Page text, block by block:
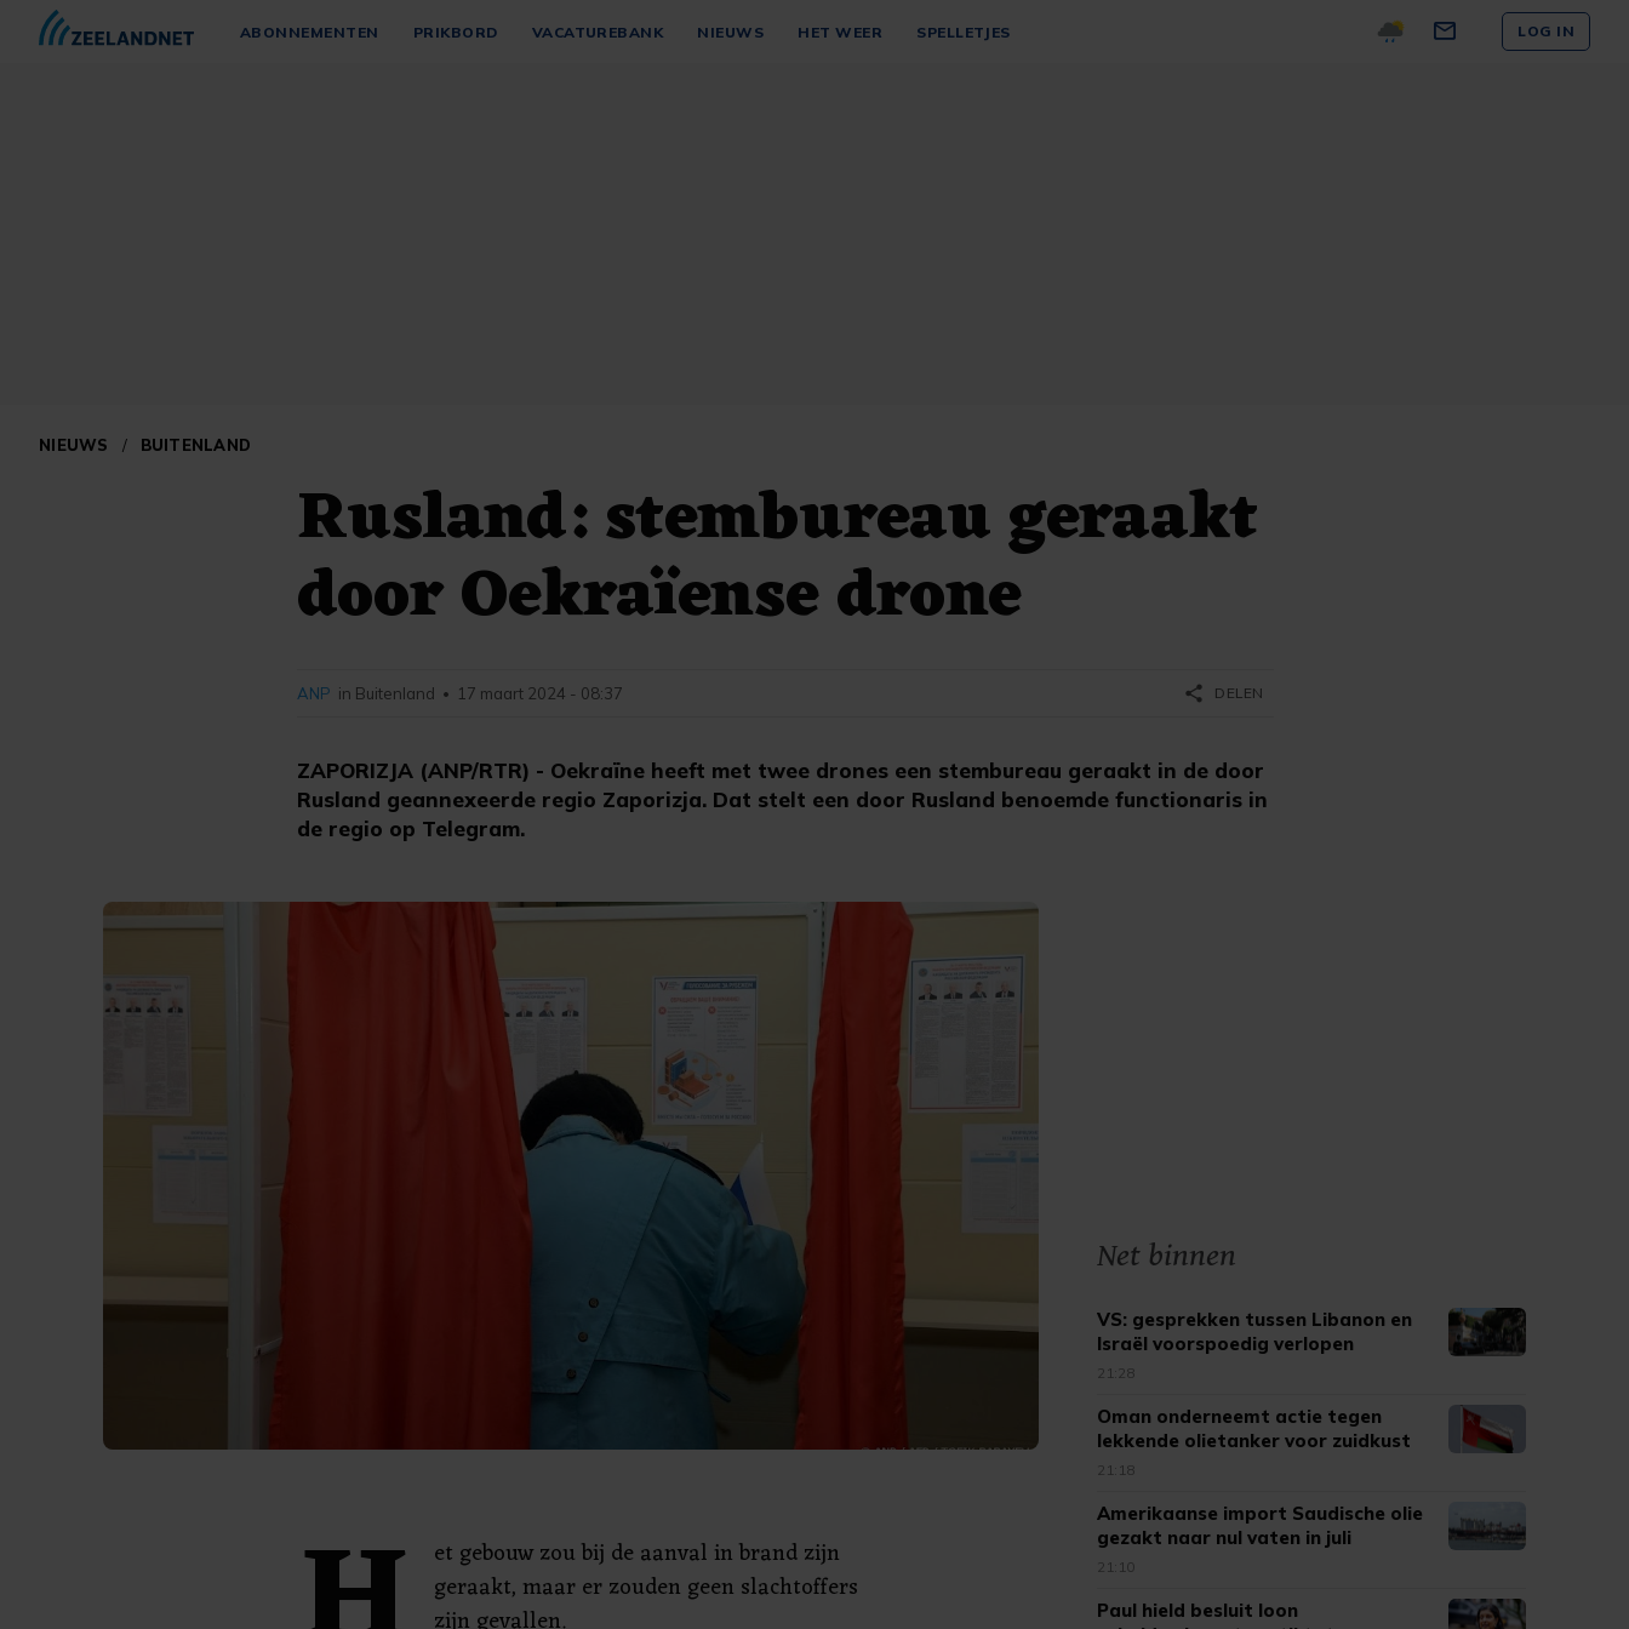
ABONNEMENTEN PRIKBORD VACATUREBANK NIEUWS HET WEER SPELLETJES LOG IN
NIEUWS / BUITENLAND
Rusland: stembureau geraakt
door Oekraïense drone
ZAPORIZJA (ANP/RTR) - Oekraïne heeft met twee drones een stembureau geraakt in de door
Rusland geannexeerde regio Zaporizja. Dat stelt een door Rusland benoemde functionaris in
de regio op Telegram.
ANP in Buitenland • 17 maart 2024 - 08:37 share DELEN
et gebouw zou bij de aanval in brand zijn
geraakt, maar er zouden geen slachtoffers
Net binnen
VS: gesprekken tussen Libanon en
Israël voorspoedig verlopen
21:28
Oman onderneemt actie tegen
lekkende olietanker voor zuidkust
21:18
Amerikaanse import Saudische olie
gezakt naar nul vaten in juli
21:10
Paul hield besluit loon